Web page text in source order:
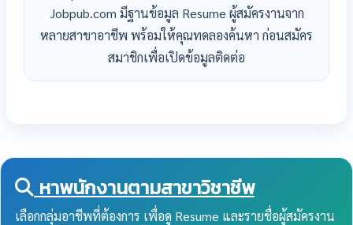
Jobpub.com มีฐานข้อมูล Resume ผู้สมัครงานจาก
หลายสาขาอาชีพ พร้อมให้คุณทดลองค้นหา ก่อนสมัคร
สมาชิกเพื่อเปิดข้อมูลติดต่อ
หาพนักงานตามสาขาวิชาชีพ
เลือกกลุ่มอาชีพที่ต้องการ เพื่อดู Resume และรายชื่อผู้สมัครงาน